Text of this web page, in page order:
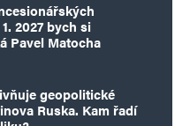
2027 bych si
Pavel Matocha
geopolitické
Ruska. Kam řadí